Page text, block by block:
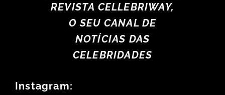
REVISTA CELLEBRIWAY,
O SEU CANAL DE
NOTÍCIAS DAS
CELEBRIDADES
Instagram: